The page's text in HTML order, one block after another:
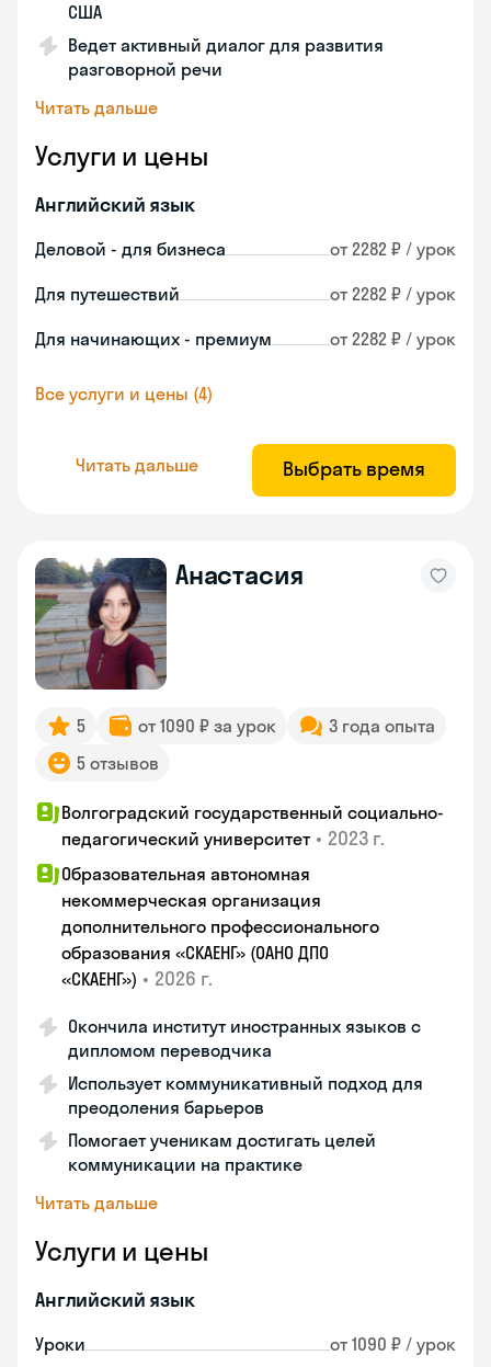
США
Ведет активный диалог для развития
разговорной речи
Читать дальше
Услуги и цены
Английский язык
Деловой - для бизнеса от 2282 ₽ / урок
Для путешествий от 2282 ₽ / урок
Для начинающих - премиум от 2282 ₽ / урок
Все услуги и цены (4)
Читать дальше Выбрать время
Анастасия
5 от 1090 ₽ за урок
3 года опыта
5 отзывов
Волгоградский государственный социально-
педагогический университет • 2023 г.
Образовательная автономная
некоммерческая организация
дополнительного профессионального
образования «СКАЕНГ» (ОАНО ДПО
«СКАЕНГ») • 2026 г.
Окончила институт иностранных языков с
дипломом переводчика
Использует коммуникативный подход для
преодоления барьеров
Помогает ученикам достигать целей
коммуникации на практике
Читать дальше
Услуги и цены
Английский язык
Уроки от 1090 ₽ / урок